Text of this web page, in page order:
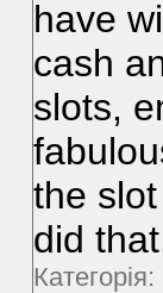
have
cash
slots,
the
did
Категорія: